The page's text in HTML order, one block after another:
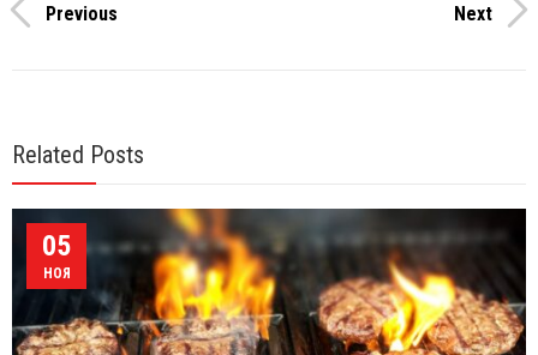
Previous Next
Related Posts
05
НОЯ